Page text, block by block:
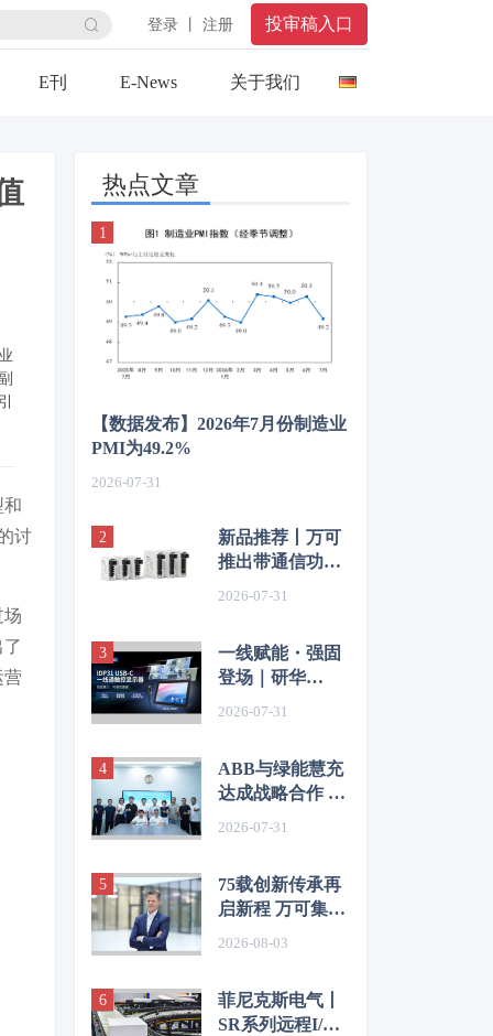
登录 丨 注册 投审稿入口
E刊 E-News 关于我们
和
讨
场
营
热点文章
【数据发布】2026年7月份制造业
PMI为49.2%
2026-07-31
新品推荐丨万可
推出带通信功能
多通道电子断路
2026-07-31
一线赋能・强固
登场｜研华
IDP31 USBC
2026-07-31
ABB与绿能慧充
达成战略合作 共
拓新能源充电基
2026-07-31
75载创新传承再
启新程 万可集团
迎来新任全球
2026-08-03
菲尼克斯电气丨
SR系列远程I/O